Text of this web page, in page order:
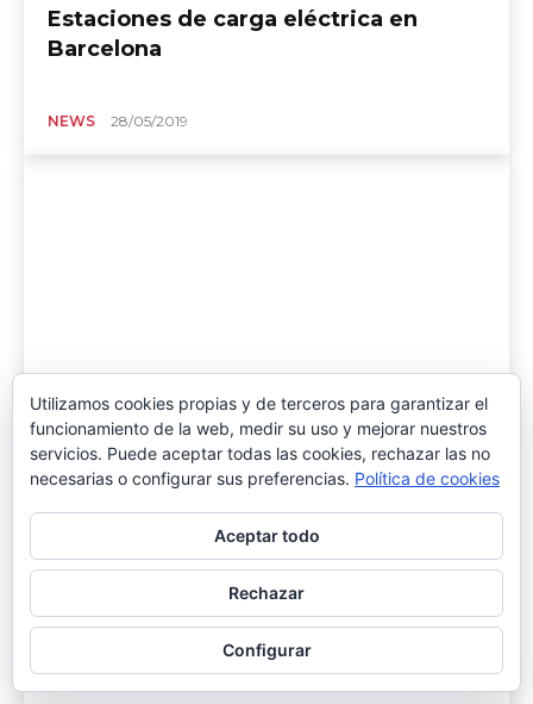
Estaciones de carga eléctrica en
Barcelona
NEWS 28/05/2019
Tramitación de la ley catalana de
NEWS 28/05/2019
Utilizamos cookies propias y de terceros para garantizar el
funcionamiento de la web, medir su uso y mejorar nuestros
servicios. Puede aceptar todas las cookies, rechazar las no
necesarias o configurar sus preferencias. Política de cookies
Aceptar todo
Rechazar
Configurar